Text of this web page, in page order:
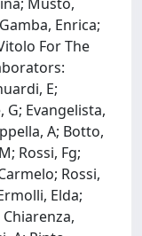
Enrica;
For The
E;
G; Evangelista,
A; Botto,
Rossi, Fg;
Rossi,
Elda;